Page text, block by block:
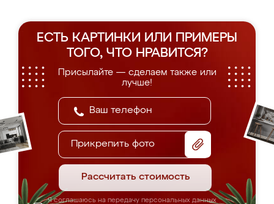
ЕСТЬ КАРТИНКИ ИЛИ ПРИМЕРЫ
ТОГО, ЧТО НРАВИТСЯ?
Присылайте — сделаем также или
лучше!
Прикрепить фото
Рассчитать стоимость
Я соглашаюсь на передачу персональных данных